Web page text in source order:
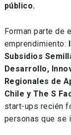
público.
Forman parte de
emprendimiento:
Subsidios
Desarrollo,
Regionales de
Chile y The S
start-ups recién
personas que se